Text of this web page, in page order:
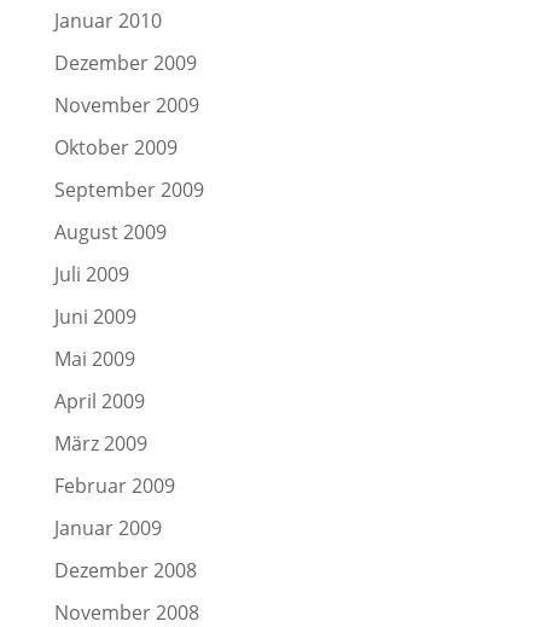
Januar 2010
Dezember 2009
November 2009
Oktober 2009
September 2009
August 2009
Juli 2009
Juni 2009
Mai 2009
April 2009
März 2009
Februar 2009
Januar 2009
Dezember 2008
November 2008